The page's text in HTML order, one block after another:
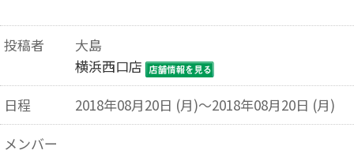
投稿者
大島
横浜西口店
日程
2018年08月20日 (月)～2018年08月20日 (月)
メンバー